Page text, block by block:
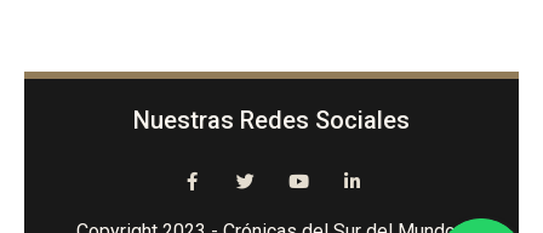
Nuestras Redes Sociales